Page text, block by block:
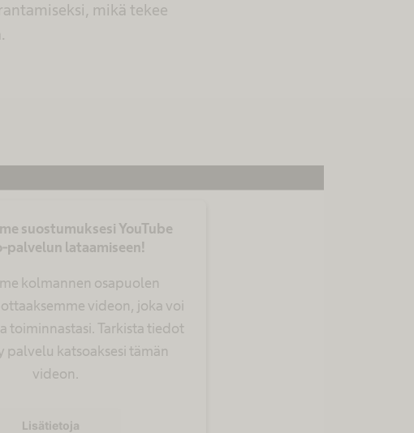
mikä tekee
suostumuksesi YouTube
palvelun lataamiseen!
kolmannen osapuolen
videon, joka voi
toiminnastasi. Tarkista tiedot
palvelu katsoaksesi tämän
videon.
Lisätietoja